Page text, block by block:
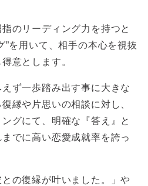
のリーディング力を持つと
”を用いて、相手の本心を視抜
意とします。
ず一歩踏み出す事に大きな
縁や片思いの相談に対し、
グにて、明確な『答え』と
でに高い恋愛成就率を誇っ
の復縁が叶いました。」や